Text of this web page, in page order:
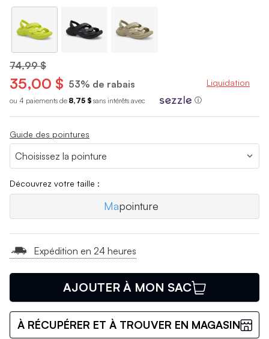
74,99 $
35,00 $ 53% de rabais Liquidation
ou 4 paiements de 8,75 $ sans intérêts avec ⓘ
Guide des pointures
Découvrez votre taille :
Mapointure
Expédition en 24 heures
AJOUTER À MON SAC
À RÉCUPÉRER ET À TROUVER EN MAGASIN